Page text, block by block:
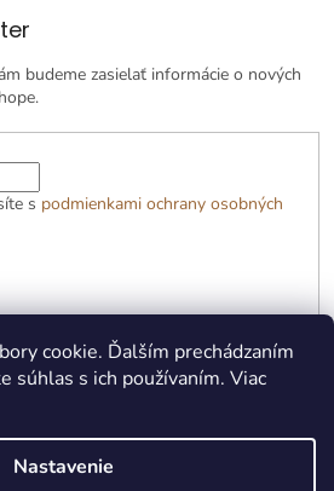
cookie. Ďalším prechádzaním
súhlas s ich používaním. Viac
Nastavenie
budeme zasielať informácie o nových
s podmienkami ochrany osobných
Vytvoril Shoptet Premium